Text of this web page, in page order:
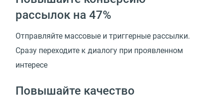
рассылок на 47%
Отправляйте массовые и триггерные рассылки.
Сразу переходите к диалогу при проявленном
интересе
Повышайте качество